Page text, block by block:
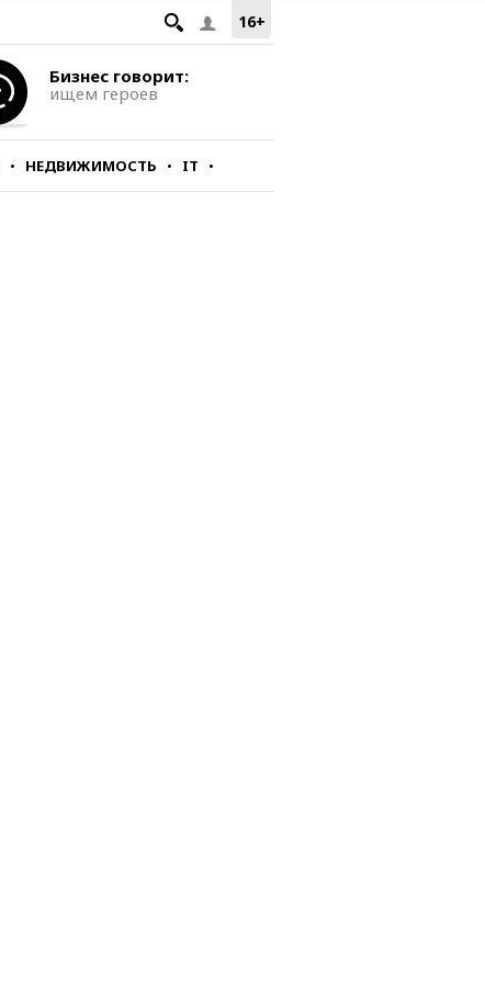
16+
Бизнес говорит:
ищем героев
НЕДВИЖИМОСТЬ IT